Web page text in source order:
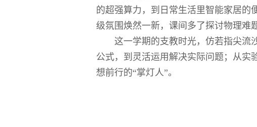
的超强算力，到日常生活里智能家居
级氛围焕然一新，课间多了探讨物理难
这一学期的支教时光，仿若指尖流
公式，到灵活运用解决实际问题；从实
想前行的“掌灯人”。